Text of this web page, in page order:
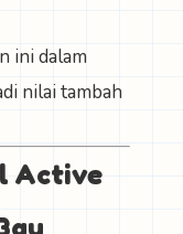
ini dalam
nilai tambah
Active